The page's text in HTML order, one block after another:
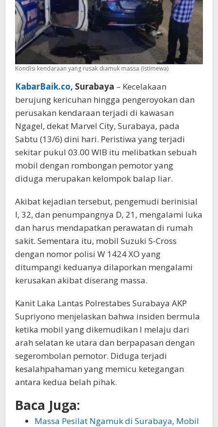
Kondisi kendaraan yang rusak diamuk massa (Istimewa)
KabarBaik.co, Surabaya – Kecelakaan
berujung kericuhan hingga pengeroyokan dan
perusakan kendaraan terjadi di kawasan
Ngagel, dekat Marvel City, Surabaya, pada
Sabtu (13/6) dini hari. Peristiwa yang terjadi
sekitar pukul 03.00 WIB itu melibatkan sebuah
mobil dengan rombongan pemotor yang
diduga merupakan kelompok balap liar.
Akibat kejadian tersebut, pengemudi berinisial
I, 32, dan penumpangnya D, 21, mengalami luka
dan harus mendapatkan perawatan di rumah
sakit. Sementara itu, mobil Suzuki S-Cross
dengan nomor polisi W 1424 XO yang
ditumpangi keduanya dilaporkan mengalami
kerusakan akibat diserang massa.
Kanit Laka Lantas Polrestabes Surabaya AKP
Supriyono menjelaskan bahwa insiden bermula
ketika mobil yang dikemudikan I melaju dari
arah selatan ke utara dan berpapasan dengan
segerombolan pemotor. Diduga terjadi
kesalahpahaman yang memicu ketegangan
antara kedua belah pihak.
Baca Juga:
Massa Pesilat Ngamuk di Surabaya, Mobil